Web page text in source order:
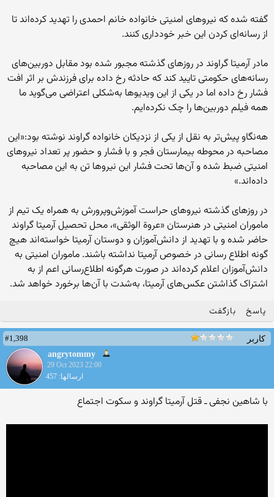
گفته شده که نیروهای امنیتی خانواده خانم احمدی را تهدید کرده‌اند تا
از رسانه‌ای کردن این خبر خودداری کنند.
مادر آرمیتا گراوند در روزهای گذشته مجبور شده بود مقابل دوربین‌های
رسانه‌های حکومتی تایید کند که حادثه رخ داده برای فرزندش بر اثر افت
فشار رخ داده اما در یکی از این ویدیوها به‌شکلی اعتراضی می‌گوید ما
همه فیلم دوربین‌ها را چک نکرده‌ایم.
هه‌نگاو پیش‌تر به نقل از یکی از نزدیکان خانواده گراوند نوشته بود:«این
مصاحبه در محوطه بیمارستان فجر و با فشار و حضور پر تعداد نیروهای
امنیتی ضبط شده و آن‌ها تحت فشار این نیروها تن به این مصاحبه
داده‌اند.»
در روزهای گذشته نیروهای حراست آموزش‌و‌پرورش به همراه یک تیم از
ماموران امنیتی در هنرستان «عروة الوثقی»، محل تحصیل آرمیتا گراوند
حاضر شده و با تهدید از دانش‌آموزان و دوستان آرمیتا خواسته‌اند هیچ
گونه اطلاع رسانی در خصوص آرمیتا نداشته باشند. ماموران امنیتی به
دانش‌آموزان اعلام کرده‌اند در صورت هر‌گونه اطلاع‌رسانی اعم از به
اشتراک گذاشتن عکس‌های آرمیتا، به‌شدت با آن‌ها برخورد خواهد شد.
پاسخ بازگفت
کاربر
#1,398
angrytommy
29 Oct 2023 22:00
ارسالها: 457
با شاهین نجفی ـ قتل آرمیتا گراوند و سکوت اجتماع